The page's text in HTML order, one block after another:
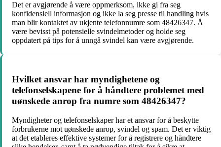
Det er avgjørende å være oppmerksom, ikke gi fra seg
konfidensiell informasjon og ikke la seg presse til handling hvis
man blir kontaktet av ukjente telefonnumre som 48426347. Å
være bevisst på potensielle svindelmetoder og holde seg
oppdatert på tips for å unngå svindel kan være avgjørende.
Hvilket ansvar har myndighetene og
telefonselskapene for å håndtere problemet med
uønskede anrop fra numre som 48426347?
Myndigheter og telefonselskaper har et ansvar for å beskytte
forbrukerne mot uønskede anrop, svindel og spam. Det er viktig
at det etableres effektive systemer for å registrere og håndtere